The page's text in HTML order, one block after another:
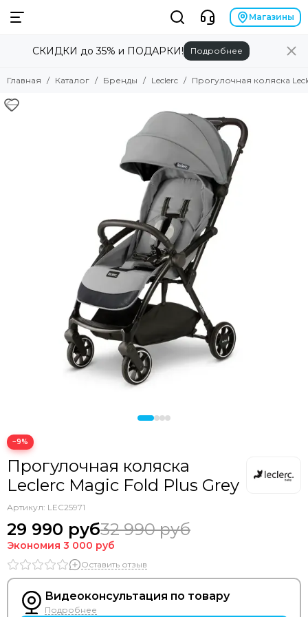
Смотреть все товары
Angela Bella
Brand for my son
Britax Roemer
Bumbleride
Doona
Drema BabyDou
Ducle
Ellipse
Espiro
GB
Hartan
Heorshe
Магазины
СКИДКИ до 35% и ПОДАРКИ! Подробнее
Главная Каталог Бренды Leclerc Прогулочная коляска
−9%
Прогулочная коляска
Leclerc Magic Fold Plus Grey
Артикул: LEC25971
29 990 руб32 990 руб
Экономия 3 000 руб
Оставить отзыв
Видеоконсультация по товару
Подробнее